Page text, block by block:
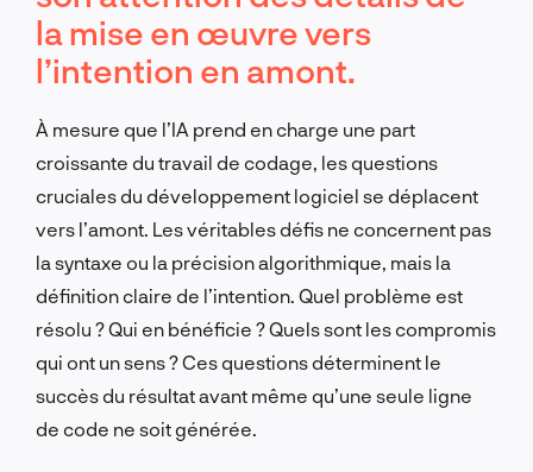
la mise en œuvre vers
l’intention en amont.
À mesure que l’IA prend en charge une part
croissante du travail de codage, les questions
cruciales du développement logiciel se déplacent
vers l’amont. Les véritables défis ne concernent pas
la syntaxe ou la précision algorithmique, mais la
définition claire de l’intention. Quel problème est
résolu ? Qui en bénéficie ? Quels sont les compromis
qui ont un sens ? Ces questions déterminent le
succès du résultat avant même qu’une seule ligne
de code ne soit générée.